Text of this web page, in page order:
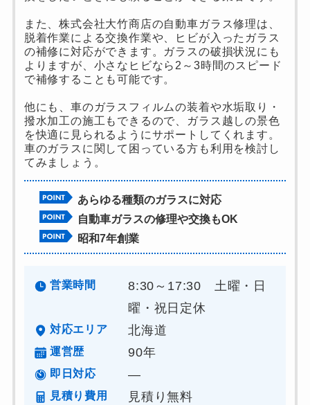
また、株式会社大竹商店の自動車ガラス修理は、
脱着作業による交換作業や、ヒビが入ったガラス
の補修に対応ができます。ガラスの破損状況にも
よりますが、小さなヒビなら2～3時間のスピード
で補修することも可能です。
他にも、車のガラスフィルムの装着や水垢取り・
撥水加工の施工もできるので、ガラス越しの景色
を快適に見られるようにサポートしてくれます。
車のガラスに関して困っている方も利用を検討し
てみましょう。
あらゆる種類のガラスに対応
自動車ガラスの修理や交換もOK
昭和7年創業
営業時間
8:30～17:30 土曜・日
曜・祝日定休
対応エリア 北海道
運営歴 90年
即日対応 ―
見積り費用 見積り無料